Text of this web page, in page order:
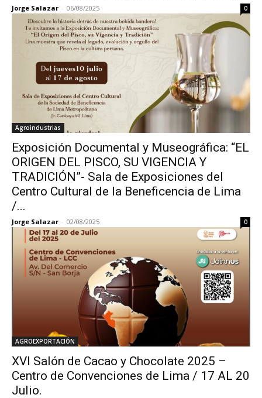
Jorge Salazar - 06/08/2025 0
Agroindustrias
Exposición Documental y Museográfica: “EL
ORIGEN DEL PISCO, SU VIGENCIA Y
TRADICIÓN”- Sala de Exposiciones del
Centro Cultural de la Beneficencia de Lima
/...
Jorge Salazar - 02/08/2025 0
AGROEXPORTACIÓN
XVI Salón de Cacao y Chocolate 2025 –
Centro de Convenciones de Lima / 17 AL 20
Julio.